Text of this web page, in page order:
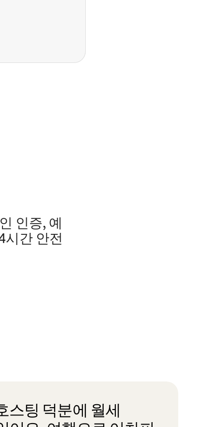
인증, 예
시간 안전
스팅 덕분에 월세